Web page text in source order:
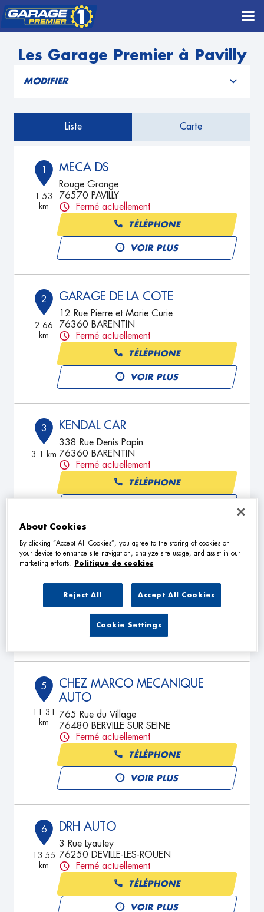
Les Garage Premier à Pavilly
MODIFIER
Liste Carte
1
1.53
km
MECA DS
Rouge Grange
76570 PAVILLY
Fermé actuellement
TÉLÉPHONE
VOIR PLUS
2
2.66
km
GARAGE DE LA COTE
12 Rue Pierre et Marie Curie
76360 BARENTIN
Fermé actuellement
TÉLÉPHONE
VOIR PLUS
3
3.1 km
KENDAL CAR
338 Rue Denis Papin
76360 BARENTIN
Fermé actuellement
TÉLÉPHONE
4
4.03
GARAGE DE BECQUIGNY
76570 LIMESY
Fermé aujourd'hui
VOIR PLUS
5
11.31
km
CHEZ MARCO MECANIQUE
AUTO
765 Rue du Village
76480 BERVILLE SUR SEINE
Fermé actuellement
TÉLÉPHONE
VOIR PLUS
6
13.55
km
DRH AUTO
3 Rue Lyautey
76250 DEVILLE-LES-ROUEN
Fermé actuellement
TÉLÉPHONE
VOIR PLUS
About Cookies
By clicking “Accept All Cookies”, you agree to the storing of cookies on
your device to enhance site navigation, analyze site usage, and assist in our
marketing efforts.
Politique de cookies
Reject All Accept All Cookies
Cookie Settings